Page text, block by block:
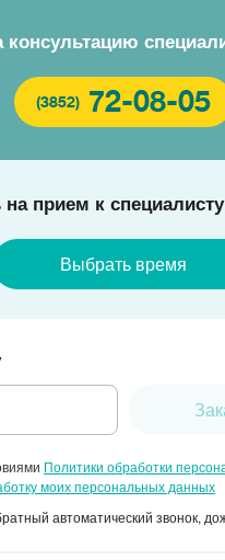
(3852) 72-08-05
Политики обработки
моих персональных данных
автоматический звонок,
прием к
Выбрать время